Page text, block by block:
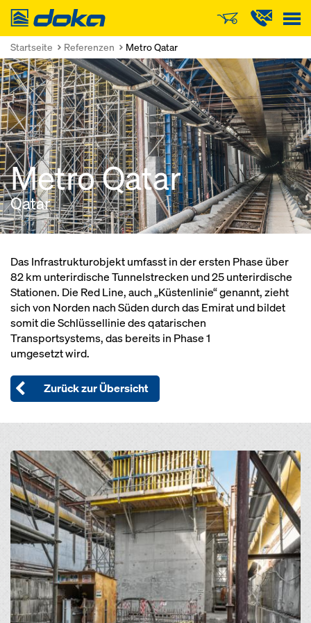
Doka
Startseite Referenzen Metro Qatar
Metro Qatar
Qatar
Das Infrastrukturobjekt umfasst in der ersten Phase über
82 km unterirdische Tunnelstrecken und 25 unterirdische
Stationen. Die Red Line, auch „Küstenlinie“ genannt, zieht
sich von Norden nach Süden durch das Emirat und bildet
somit die Schlüssellinie des qatarischen
Transportsystems, das bereits in Phase 1
umgesetzt wird.
Zurück zur Übersicht
Open